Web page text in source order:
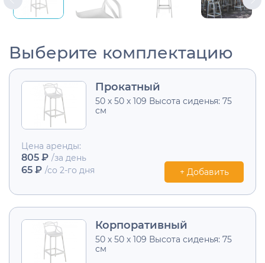
Выберите комплектацию
Прокатный
50 х 50 х 109 Высота сиденья: 75
см
Цена аренды:
805 ₽ /за день
65 ₽ /со 2-го дня + Добавить
Корпоративный
50 х 50 х 109 Высота сиденья: 75
см